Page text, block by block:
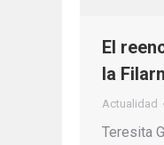
El
la
Actualidad
Teresita